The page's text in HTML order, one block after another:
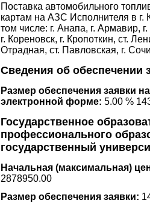
Поставка автомобильного
картам на АЗС Исполнителя в г.
том числе: г. Анапа, г. Армавир,
г. Кореновск, г. Кропоткин, ст.
Отрадная, ст. Павловская, г.
Сведения об обеспечении
Размер обеспечения заявки
электронной форме: 5.00 %
Государственное
профессионального
государственный
Начальная (максимальная)
2878950.00
Размер обеспечения заявки: